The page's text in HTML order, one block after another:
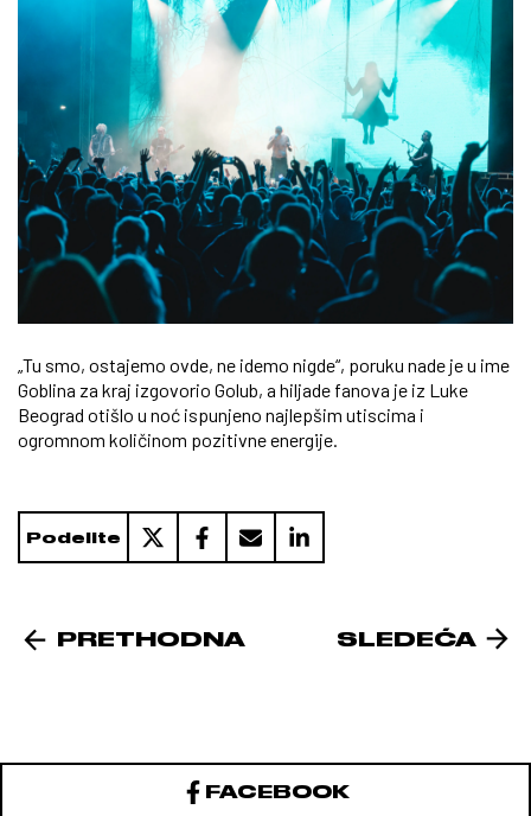
„Tu smo, ostajemo ovde, ne idemo nigde“, poruku nade je u ime
Goblina za kraj izgovorio Golub, a hiljade fanova je iz Luke
Beograd otišlo u noć ispunjeno najlepšim utiscima i
ogromnom količinom pozitivne energije.
Podelite
PRETHODNA SLEDEĆA
FACEBOOK